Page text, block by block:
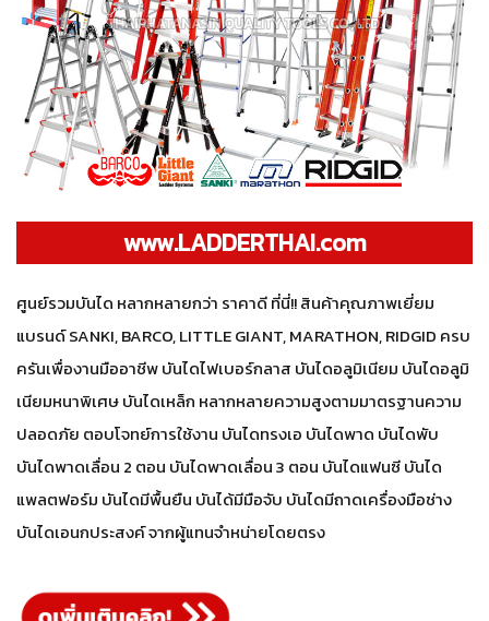
www.LADDERTHAI.com
ศูนย์รวมบันได หลากหลายกว่า ราคาดี ที่นี่!! สินค้าคุณภาพเยี่ยม
แบรนด์ SANKI, BARCO, LITTLE GIANT, MARATHON, RIDGID ครบ
ครันเพื่องานมืออาชีพ บันไดไฟเบอร์กลาส บันไดอลูมิเนียม บันไดอลูมิ
เนียมหนาพิเศษ บันไดเหล็ก หลากหลายความสูงตามมาตรฐานความ
ปลอดภัย ตอบโจทย์การใช้งาน บันไดทรงเอ บันไดพาด บันไดพับ
บันไดพาดเลื่อน 2 ตอน บันไดพาดเลื่อน 3 ตอน บันไดแฟนซี บันได
แพลตฟอร์ม บันไดมีพื้นยืน บันได้มีมือจับ บันไดมีถาดเครื่องมือช่าง
บันไดเอนกประสงค์ จากผู้แทนจำหน่ายโดยตรง